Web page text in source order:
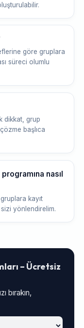
göre gruplara
süreci olumlu
dikkat, grup
başlıca
nasıl
kayıt
yönlendirelim.
– Ücretsiz
bırakın,